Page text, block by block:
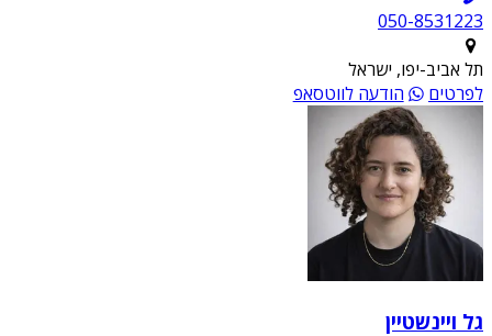
050-8531223
תל אביב-יפו, ישראל
לפרטים
הודעה לווטסאפ
גל ויינשטיין